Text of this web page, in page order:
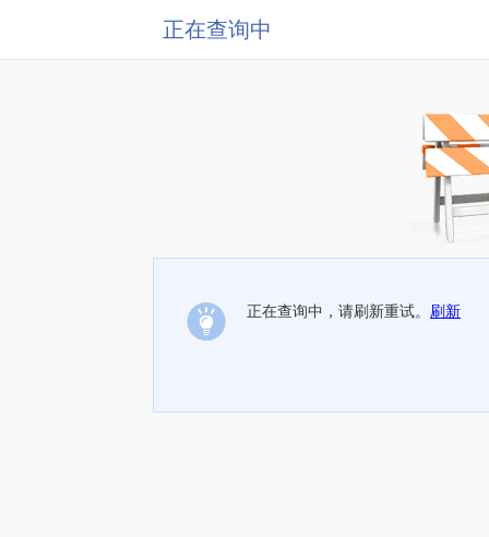
正在查询中
正在查询中，请刷新重试。 刷新